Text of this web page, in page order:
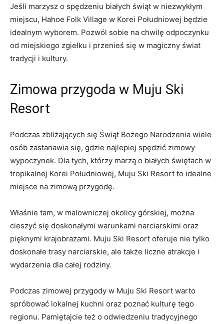
Jeśli marzysz o spędzeniu⁣ białych świąt w niezwykłym
miejscu, Hahoe Folk Village w Korei Południowej będzie
idealnym wyborem. Pozwól sobie na ⁢chwilę ‌odpoczynku⁢
od ‍miejskiego zgiełku ‌i przenieś się w magiczny świat
tradycji i kultury.
Zimowa przygoda w Muju Ski‍
Resort
Podczas zbliżających się Świąt Bożego ⁣Narodzenia wiele
osób zastanawia się, gdzie najlepiej ‍spędzić zimowy
wypoczynek. Dla tych, którzy marzą o białych‌ świętach w
⁢tropikalnej Korei Południowej, Muju Ski Resort to idealne
miejsce na zimową ⁢przygodę.
Właśnie tam, w ‍malowniczej okolicy górskiej, można
cieszyć się doskonałymi warunkami narciarskimi ⁣oraz
pięknymi krajobrazami. Muju Ski Resort ⁢oferuje ‍nie tylko
doskonałe trasy narciarskie,‌ ale także liczne atrakcje ‌i⁣
wydarzenia⁢ dla całej‌ rodziny.
Podczas zimowej‌ przygody w Muju Ski Resort warto
spróbować lokalnej kuchni oraz poznać kulturę tego
regionu. Pamiętajcie też o odwiedzeniu tradycyjnego